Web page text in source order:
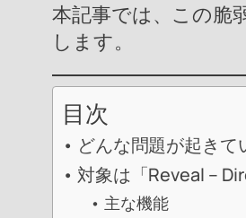
本記事では、この脆
します。
目次
どんな問題が起きて
対象は「Reveal –
主な機能